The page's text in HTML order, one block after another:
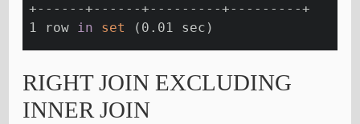
+------+------+---------+---------+
1 row in set (0.01 sec)
RIGHT JOIN EXCLUDING
INNER JOIN